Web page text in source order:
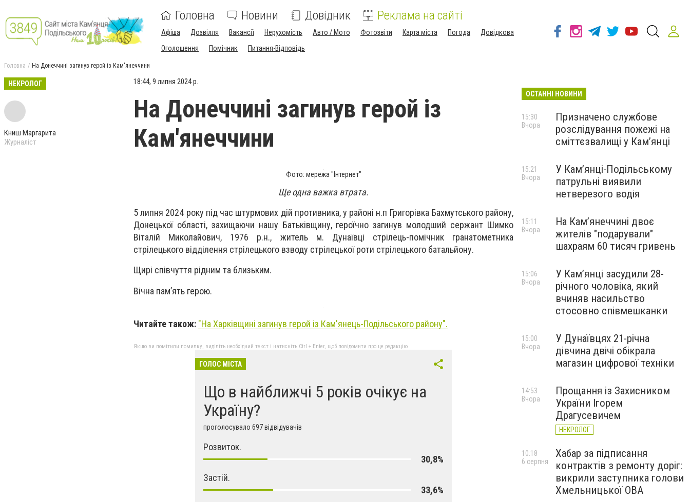
Головна Новини Довідник Реклама на сайті
Афіша Дозвілля Вакансії Нерухомість Авто / Мото Фотозвіти Карта міста Погода
Довідкова
Оголошення
Помічник Питання-Відповідь
Головна На Донеччині загинув герой із Кам'янеччини
НЕКРОЛОГ
Книш Маргарита
Журналіст
18:44, 9 липня 2024 р.
На Донеччині загинув герой із
Кам'янеччини
Фото: мережа "Інтернет"
Ще одна важка втрата.
5 липня 2024 року під час штурмових дій противника, у районі н.п Григорівка Бахмутського району,
Донецької області, захищаючи нашу Батьківщину, героїчно загинув молодший сержант Шимко
Віталій Миколайович, 1976 р.н., житель м. Дунаївці стрілець-помічник гранатометника
стрілецького відділення стрілецького взводу стрілецької роти стрілецького батальйону.
Щирі співчуття рідним та близьким.
Вічна пам’ять герою.
Читайте також: "На Харківщині загинув герой із Кам'янець-Подільського району".
Якщо ви помітили помилку, виділіть необхідний текст і натисніть Ctrl + Enter, щоб повідомити про це редакцію
ГОЛОС МІСТА
Що в найближчі 5 років очікує на
Україну?
проголосувало 697 відвідувачів
Розвиток.
30,8%
Застій.
33,6%
ОСТАННІ НОВИНИ
Призначено службове
розслідування пожежі на
сміттєзвалищі у Кам’янці
15:30
Вчора
У Кам’янці-Подільському
патрульні виявили
нетверезого водія
15:21
Вчора
На Камʼянеччині двоє
жителів "подарували"
шахраям 60 тисяч гривень
15:11
Вчора
У Камʼянці засудили 28-
річного чоловіка, який
вчиняв насильство
стосовно співмешканки
15:06
Вчора
У Дунаївцях 21-річна
дівчина двічі обікрала
магазин цифрової техніки
15:00
Вчора
Прощання із Захисником
України Ігорем
Драгусевичем
НЕКРОЛОГ
14:53
Вчора
Хабар за підписання
контрактів з ремонту доріг:
викрили заступника голови
Хмельницької ОВА
10:18
6 серпня